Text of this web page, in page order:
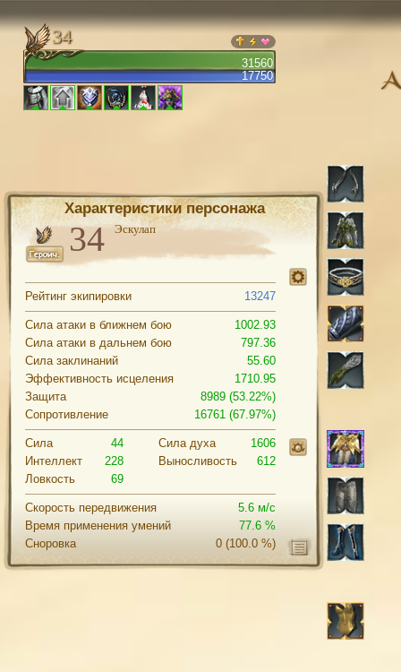
31560
17750
34
Характеристики персонажа
Эскулап
Рейтинг экипировки 13247
Сила атаки в ближнем бою
1002.93
Сила атаки в дальнем бою
797.36
Сила заклинаний
55.60
Эффективность исцеления
1710.95
Защита
8989 (53.22%)
Сопротивление
16761 (67.97%)
Сила
44
Интеллект
228
Ловкость
69
Cила духа
1606
Выносливость
612
Скорость передвижения
5.6 м/с
Время применения умений
77.6 %
Сноровка
(100.0 %)
0